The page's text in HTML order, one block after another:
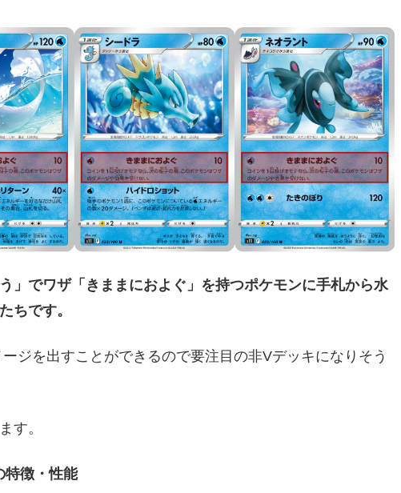
」でワザ「きままにおよぐ」を持つポケモンに手札から水
ちです。
ジを出すことができるので要注目の非Vデッキになりそう
す。
特徴・性能